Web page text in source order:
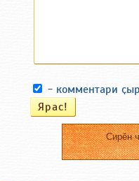
- комментари
Сирӗн